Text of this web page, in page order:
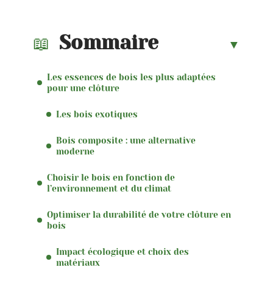
Sommaire
Les essences de bois les plus adaptées
pour une clôture
Les bois exotiques
Bois composite : une alternative
moderne
Choisir le bois en fonction de
l’environnement et du climat
Optimiser la durabilité de votre clôture en
bois
Impact écologique et choix des
matériaux